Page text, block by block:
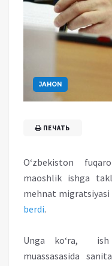
JAHON
ПЕЧАТЬ
O‘zbekiston
maoshlik ishga
mehnat
berdi.
Unga ko‘ra,
muassasasida